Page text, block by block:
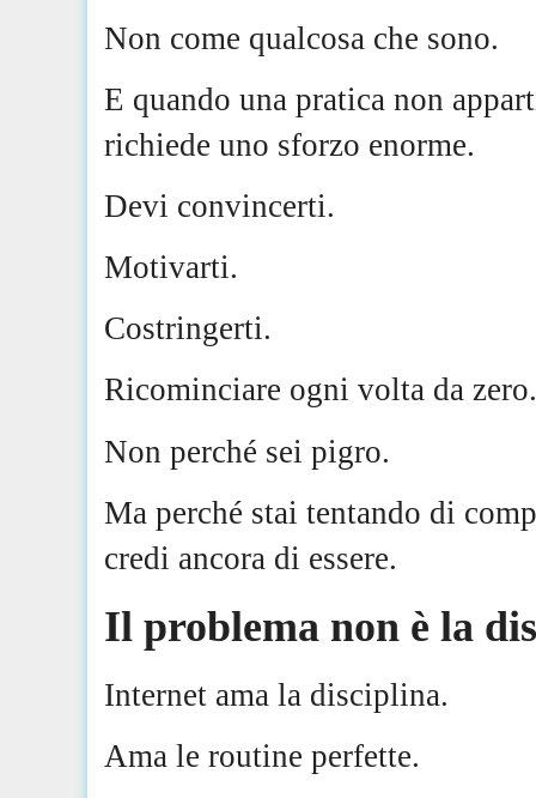
Non come qualcosa che sono.
E quando una pratica non
richiede uno sforzo enorme.
Devi convincerti.
Motivarti.
Costringerti.
Ricominciare ogni volta da
Non perché sei pigro.
Ma perché stai tentando di
credi ancora di essere.
Il problema non è la
Internet ama la disciplina.
Ama le routine perfette.